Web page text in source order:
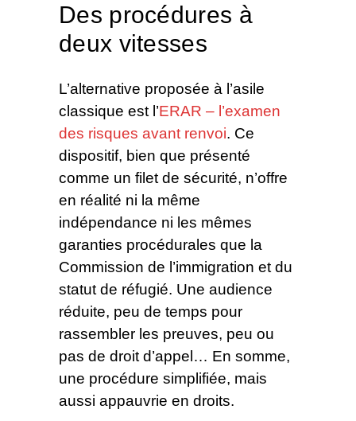
Des procédures à
deux vitesses
L’alternative proposée à l’asile
classique est l’ERAR – l’examen
des risques avant renvoi. Ce
dispositif, bien que présenté
comme un filet de sécurité, n’offre
en réalité ni la même
indépendance ni les mêmes
garanties procédurales que la
Commission de l’immigration et du
statut de réfugié. Une audience
réduite, peu de temps pour
rassembler les preuves, peu ou
pas de droit d’appel… En somme,
une procédure simplifiée, mais
aussi appauvrie en droits.